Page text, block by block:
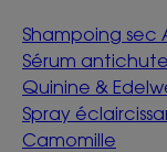
Shampoing sec
Sérum antichute
Quinine &
Spray
Camomille